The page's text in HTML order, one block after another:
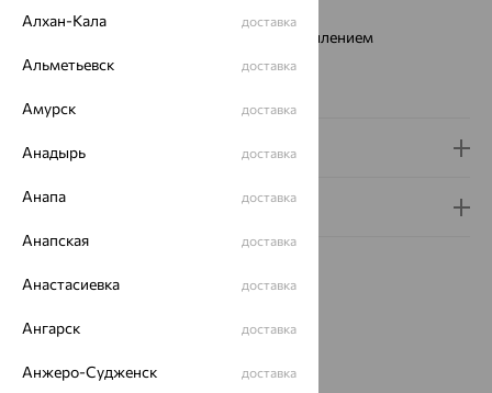
Тип механизма:
минеральное с сапфировым напылением
Водонепроницаемость:
Доставка и оплата
Гарантия и возврат
Алхан-Кала доставка
Альметьевск доставка
Амурск доставка
Анадырь доставка
Анапа доставка
Анапская доставка
Анастасиевка доставка
Ангарск доставка
Анжеро-Судженск доставка